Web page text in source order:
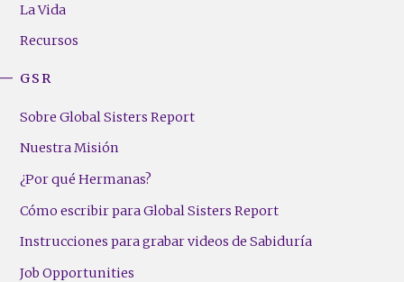
(Right)
La Vida
Recursos
GSR
Sobre Global Sisters Report
Nuestra Misión
¿Por qué Hermanas?
Cómo escribir para Global Sisters Report
Instrucciones para grabar videos de Sabiduría
Job Opportunities